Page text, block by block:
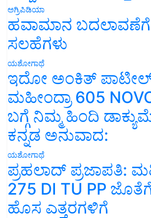
ಅಗ್ರಿಪಿಡಿಯಾ
ಹವಾಮಾನ ಬದಲಾವಣೆಗೆ
ಸಲಹೆಗಳು
ಯಶೋಗಾಥೆ
ಇದೋ ಅಂಕಿತ್ ಪಾಟೀಲ್
ಮಹೀಂದ್ರಾ 605
ಬಗ್ಗೆ ನಿಮ್ಮ ಹಿಂದಿ
ಕನ್ನಡ ಅನುವಾದ:
ಯಶೋಗಾಥೆ
ಪ್ರಹಲಾದ್ ಪ್ರಜಾಪತಿ:
275 DI TU PP
ಹೊಸ ಎತ್ತರಗಳಿಗೆ